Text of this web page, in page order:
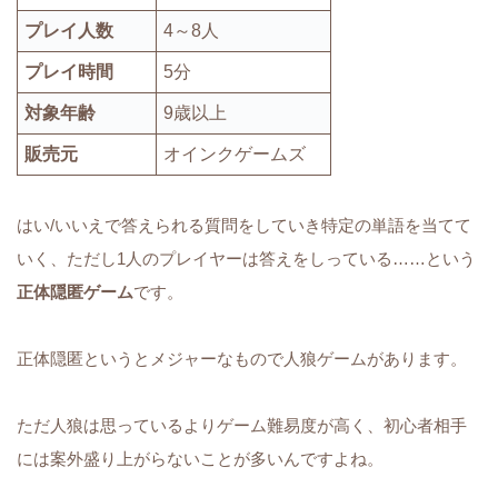
プレイ人数 4～8人
プレイ時間 5分
対象年齢 9歳以上
販売元 オインクゲームズ
はい/いいえで答えられる質問をしていき特定の単語を当てて
いく、ただし1人のプレイヤーは答えをしっている……という
正体隠匿ゲームです。
正体隠匿というとメジャーなもので人狼ゲームがあります。
ただ人狼は思っているよりゲーム難易度が高く、初心者相手
には案外盛り上がらないことが多いんですよね。